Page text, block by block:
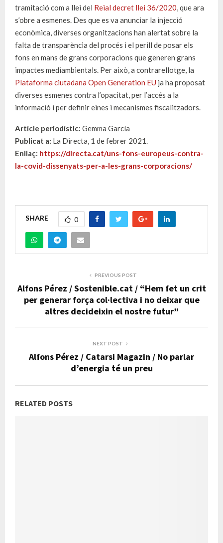
tramitació com a llei del Reial decret llei 36/2020, que ara
s’obre a esmenes. Des que es va anunciar la injecció
econòmica, diverses organitzacions han alertat sobre la
falta de transparència del procés i el perill de posar els
fons en mans de grans corporacions que generen grans
impactes mediambientals. Per això, a contrarellotge, la
Plataforma ciutadana Open Generation EU ja ha proposat
diverses esmenes contra l’opacitat, per l’accés a la
informació i per definir eines i mecanismes fiscalitzadors.
Artícle periodístic: Gemma García
Publicat a: La Directa, 1 de febrer 2021.
Enllaç: https://directa.cat/uns-fons-europeus-contra-
la-covid-dissenyats-per-a-les-grans-corporacions/
SHARE 0
PREVIOUS POST
Alfons Pérez / Sostenible.cat / “Hem fet un crit
per generar força col·lectiva i no deixar que
altres decideixin el nostre futur”
NEXT POST
Alfons Pérez / Catarsi Magazin / No parlar
d’energia té un preu
RELATED POSTS